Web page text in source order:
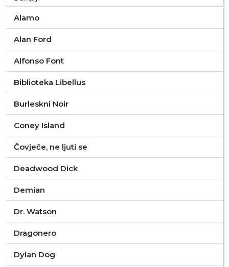
Alamo
Alan Ford
Alfonso Font
Biblioteka Libellus
Burleskni Noir
Coney Island
Čovječe, ne ljuti se
Deadwood Dick
Demian
Dr. Watson
Dragonero
Dylan Dog